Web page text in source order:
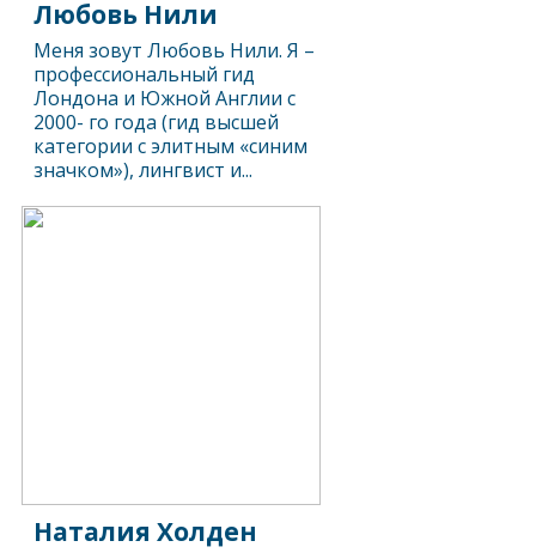
Любовь Нили
Меня зовут Любовь Нили. Я –
профессиональный гид
Лондона и Южной Англии с
2000- го года (гид высшей
категории с элитным «синим
значком»), лингвист и...
Наталия Холден